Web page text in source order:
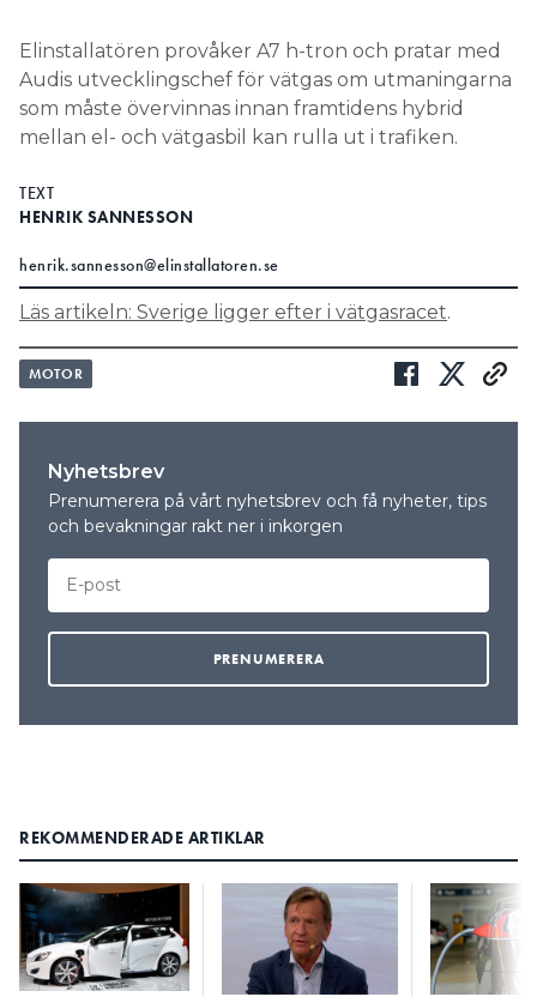
Personuppgifter
Search for:
SEARCH
Elinstallatören provåker A7 h-tron och pratar med
Audis utvecklingschef för vätgas om utmaningarna
som måste övervinnas innan framtidens hybrid
mellan el- och vätgasbil kan rulla ut i trafiken.
TEXT
HENRIK SANNESSON
henrik.sannesson@elinstallatoren.se
Läs artikeln: Sverige ligger efter i vätgasracet.
MOTOR
Nyhetsbrev
Prenumerera på vårt nyhetsbrev och få nyheter, tips
och bevakningar rakt ner i inkorgen
REKOMMENDERADE ARTIKLAR